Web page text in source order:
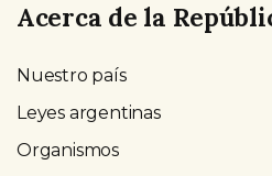
Acerca de la
Nuestro país
Leyes argentinas
Organismos